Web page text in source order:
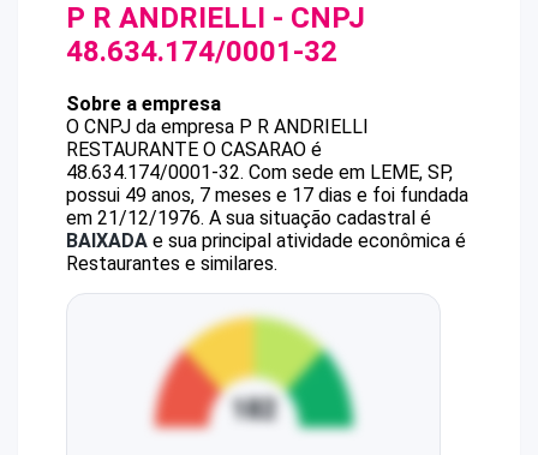
P R ANDRIELLI - CNPJ
48.634.174/0001-32
Sobre a empresa
O CNPJ da empresa P R ANDRIELLI
RESTAURANTE O CASARAO é
48.634.174/0001-32. Com sede em LEME, SP,
possui 49 anos, 7 meses e 17 dias e foi fundada
em 21/12/1976. A sua situação cadastral é
BAIXADA e sua principal atividade econômica é
Restaurantes e similares.